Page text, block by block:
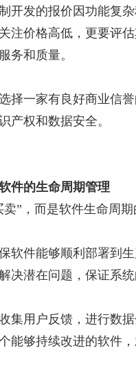
开发的报价因功能复
注价格高低，更要评
务和质量。
择一家有良好商业信
产权和数据安全。
件的生命周期管理
”，而是软件生命周
软件能够顺利部署到
决潜在问题，保证系
集用户反馈，进行数
能够持续改进的软件